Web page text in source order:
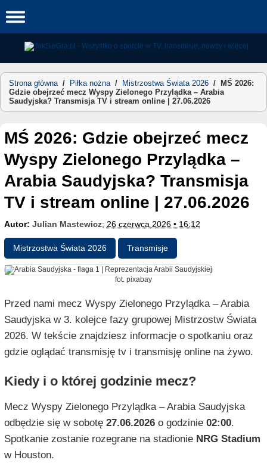
to
Strona główna/ Piłka nożna/ Mistrzostwa Świata 2026 /
MŚ 2026:
Gdzie obejrzeć mecz Wyspy Zielonego Przylądka – Arabia
Saudyjska? Transmisja TV i stream online | 27.06.2026
MŚ 2026: Gdzie obejrzeć mecz
Wyspy Zielonego Przylądka –
Arabia Saudyjska? Transmisja
TV i stream online | 27.06.2026
Autor: Julian Mastewicz; 26 czerwca 2026 • 16:12
Mistrzostwa Świata 2026 Transmisje
fot. pixabay
Przed nami mecz Wyspy Zielonego Przylądka – Arabia
Saudyjska w 3. kolejce fazy grupowej Mistrzostw Świata
2026. W tekście znajdziesz informacje o spotkaniu oraz
gdzie oglądać transmisję tv i transmisję online na żywo.
Kiedy i o której godzinie mecz?
Mecz Wyspy Zielonego Przylądka – Arabia Saudyjska
odbędzie się w sobotę 27.06.2026o godzinie 02:00.
Spotkanie zostanie rozegrane na stadionie NRG Stadium
w Houston.